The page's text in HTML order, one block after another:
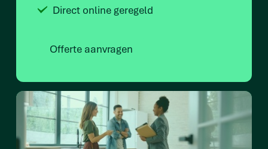
Direct online geregeld
Offerte aanvragen